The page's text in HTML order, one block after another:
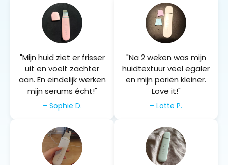
"Mijn huid ziet er frisser
uit en voelt zachter
aan. En eindelijk werken
mijn serums écht!"
– Sophie D.
"Na 2 weken was mijn
huidtextuur veel egaler
en mijn poriën kleiner.
Love it!"
– Lotte P.